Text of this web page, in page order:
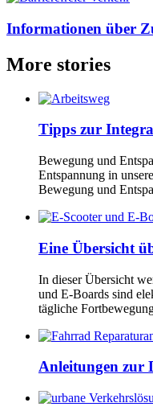
Informationen über
More stories
Tipps zur
Bewegung und
Entspannung in
Bewegung und
Eine Übersicht
In dieser Übersicht
und E-Boards sind
tägliche
Anleitungen zur